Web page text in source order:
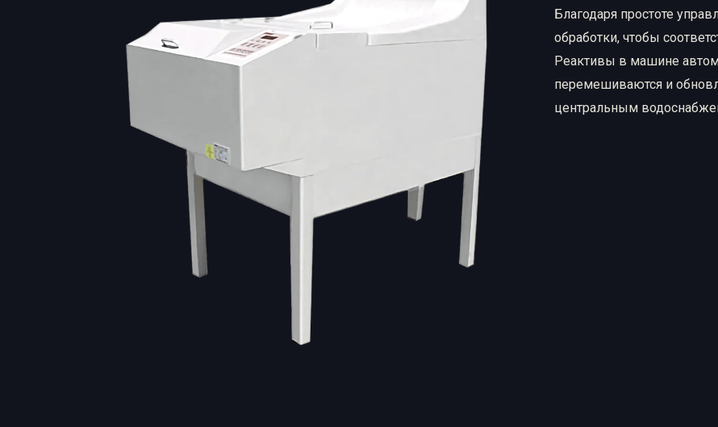
Химические реактивы
Благодаря простоте
обработки, чтобы
Реактивы в машине
перемешиваются и
центральным